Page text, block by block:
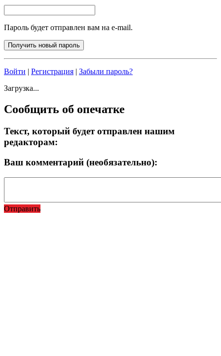
Пароль будет отправлен вам на e-mail.
Войти | Регистрация | Забыли пароль?
Загрузка...
Сообщить об опечатке
Текст, который будет отправлен нашим
редакторам:
Ваш комментарий (необязательно):
Отправить